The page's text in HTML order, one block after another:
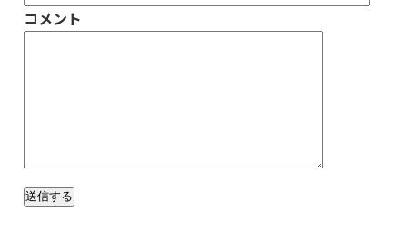
コメント